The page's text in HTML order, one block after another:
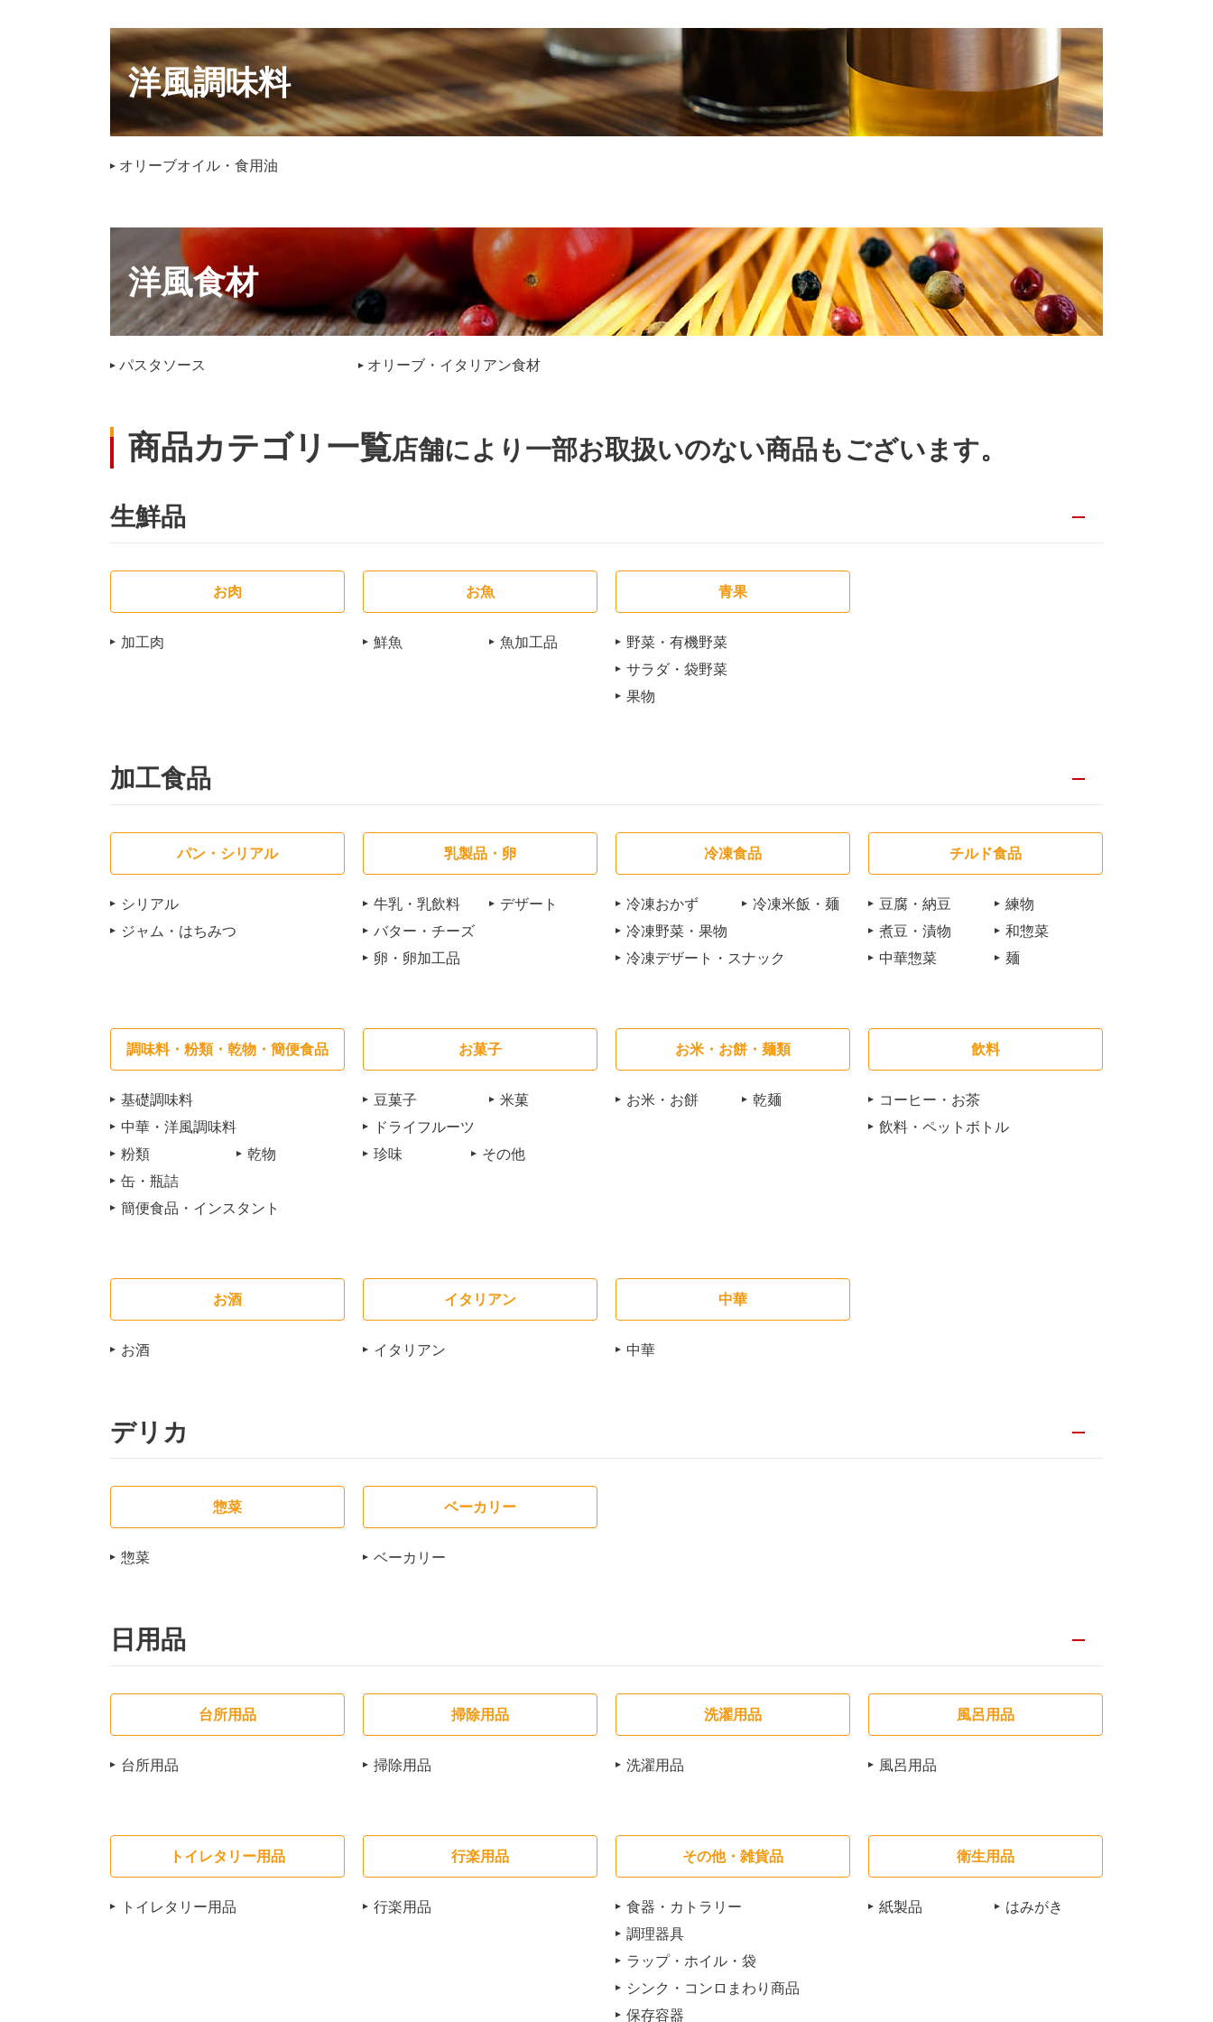
洋風調味料
オリーブオイル・食用油
洋風食材
パスタソース オリーブ・イタリアン食材
商品カテゴリ一覧店舗により一部お取扱いのない商品もございます。
生鮮品
お肉
加工肉
お魚
鮮魚 魚加工品
青果
野菜・有機野菜
サラダ・袋野菜
果物
加工食品
パン・シリアル
シリアル
ジャム・はちみつ
乳製品・卵
牛乳・乳飲料
デザート
バター・チーズ
卵・卵加工品
冷凍食品
冷凍おかず
冷凍米飯・麺
冷凍野菜・果物
冷凍デザート・スナック
チルド食品
豆腐・納豆
練物
煮豆・漬物
和惣菜
中華惣菜
麺
調味料・粉類・乾物・簡便食品
基礎調味料
中華・洋風調味料
粉類
乾物
缶・瓶詰
簡便食品・インスタント
お菓子
豆菓子
米菓
ドライフルーツ
珍味
その他
お米・お餅・麺類
お米・お餅 乾麺
飲料
コーヒー・お茶
飲料・ペットボトル
お酒
お酒
イタリアン
イタリアン
中華
中華
デリカ
惣菜
惣菜
ベーカリー
ベーカリー
日用品
台所用品
台所用品
掃除用品
掃除用品
洗濯用品
洗濯用品
風呂用品
風呂用品
トイレタリー用品
トイレタリー用品
行楽用品
行楽用品
その他・雑貨品
食器・カトラリー
調理器具
ラップ・ホイル・袋
シンク・コンロまわり商品
保存容器
衛生用品
紙製品 はみがき